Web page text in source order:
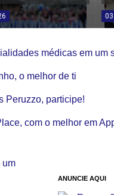
03
ANUNCIE AQUI